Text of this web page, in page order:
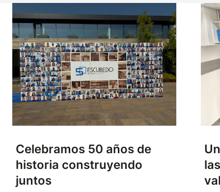
Celebramos 50 años de
historia construyendo
juntos